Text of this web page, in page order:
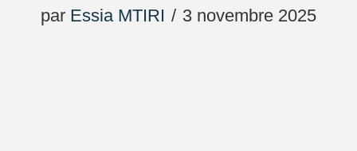
par Essia MTIRI 3 novembre 2025